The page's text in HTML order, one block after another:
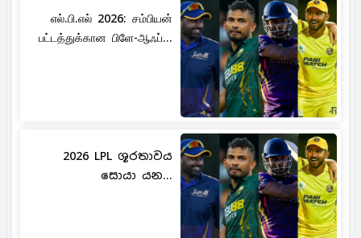
எல்.பி.எல் 2026: சம்பியன்
பட்டத்துக்கான பிளே-ஆஃப்...
2026 LPL ශූරතාවය
සොයා යන...